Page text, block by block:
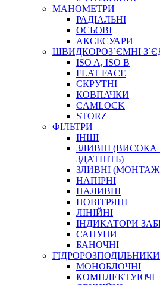
АВТОХІМІЯ
ДОМКРАТИ
НАБОРИ ЗАПОБІЖНИКІВ,
НАСОСИ, КОМПРЕСОРИ,
ПАСТА, АНТИСЕПТИК
ІНСТРУМЕНТ
САДОВИЙ ІНВЕНТАР
ЕЛЕКТРИЧНІ ПРИЛАДИ
ПАЛЬНИКИ, ПАЯЛЬНИКИ,
ІНСТРУМЕНТИ ДЛЯ
ЕЛЕКТРОІНСТРУМЕНТИ
ЗАМКИ І КОМПЛЕКТУЮЧІ
ІНСТРУМЕНТИ ДЛЯ
МАНОМЕТРИ
РАДІАЛЬНІ
ОСЬОВІ
АКСЕСУАРИ
ШВИДКОРОЗ`ЄМНІ
ISO A, ISO B
FLAT FACE
СКРУТНІ
КОВПАЧКИ
CAMLOCK
STORZ
ФІЛЬТРИ
ІНШІ
ЗЛИВНІ
ЗДАТНІТЬ)
ЗЛИВНІ
НАПІРНІ
ПАЛИВНІ
ПОВІТРЯНІ
ЛІНІЙНІ
ІНДИКАТОРИ
САПУНИ
БАНОЧНІ
ГІДРОРОЗПОДІЛЬНИКИ
МОНОБЛОЧНІ
КОМПЛЕКТУЮЧІ